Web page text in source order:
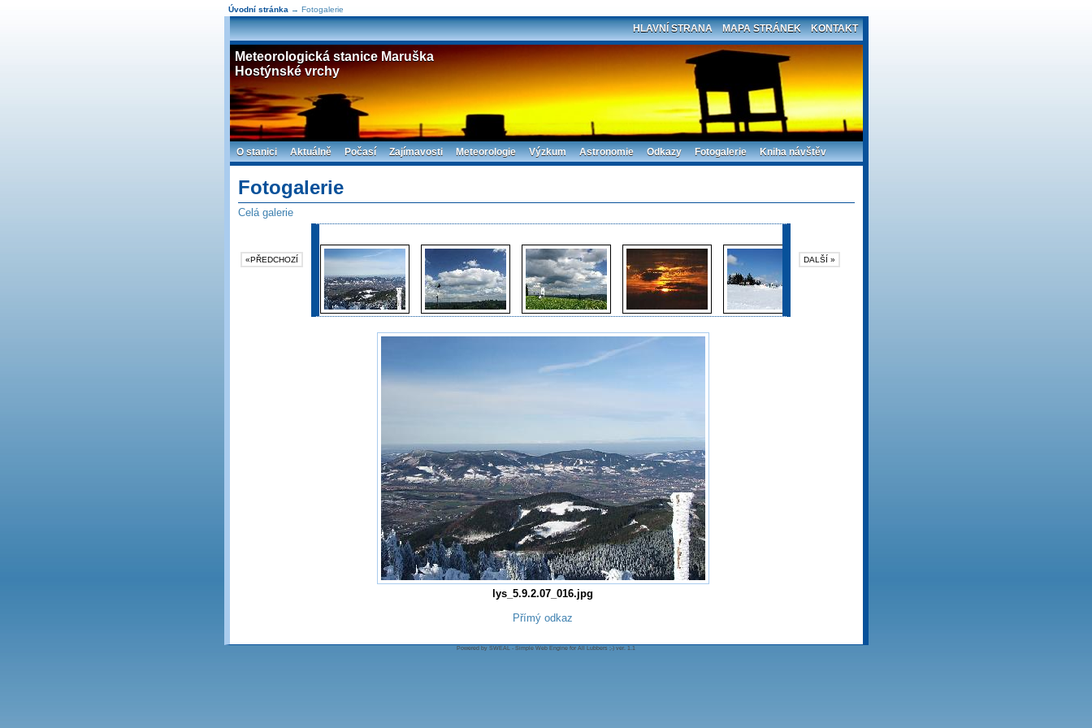
Úvodní stránka → Fotogalerie
KONTAKT
MAPA STRÁNEK
HLAVNÍ STRANA
Meteorologická stanice Maruška
Hostýnské vrchy
O stanici Aktuálně Počasí Zajímavosti Meteorologie Výzkum Astronomie Odkazy Fotogalerie Kniha návštěv
Fotogalerie
Celá galerie
«PŘEDCHOZÍ DALŠÍ »
lys_5.9.2.07_016.jpg
Přímý odkaz
Powered by SWEAL - Simple Web Engine for All Lubbers ;-) ver. 1.1